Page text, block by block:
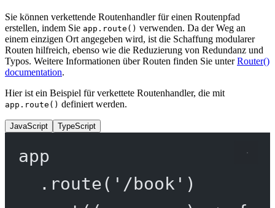
Sie können verkettende Routenhandler für einen Routenpfad
erstellen, indem Sie app.route() verwenden. Da der Weg an
einem einzigen Ort angegeben wird, ist die Schaffung modularer
Routen hilfreich, ebenso wie die Reduzierung von Redundanz und
Typos. Weitere Informationen über Routen finden Sie unterRouter()
documentation.
Hier ist ein Beispiel für verkettete Routenhandler, die mit
app.route() definiert werden.
JavaScript TypeScript
app
. route( '/book' )